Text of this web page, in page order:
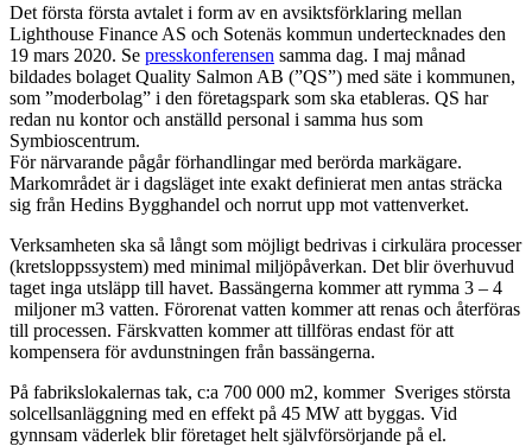
Det första första avtalet i form av en avsiktsförklaring mellan
Lighthouse Finance AS och Sotenäs kommun undertecknades den
19 mars 2020. Se presskonferensen samma dag. I maj månad
bildades bolaget Quality Salmon AB (”QS”) med säte i kommunen,
som ”moderbolag” i den företagspark som ska etableras. QS har
redan nu kontor och anställd personal i samma hus som
Symbioscentrum.
För närvarande pågår förhandlingar med berörda markägare.
Markområdet är i dagsläget inte exakt definierat men antas sträcka
sig från Hedins Bygghandel och norrut upp mot vattenverket.
Verksamheten ska så långt som möjligt bedrivas i cirkulära processer
(kretsloppssystem) med minimal miljöpåverkan. Det blir överhuvud
taget inga utsläpp till havet. Bassängerna kommer att rymma 3 – 4
miljoner m3 vatten. Förorenat vatten kommer att renas och återföras
till processen. Färskvatten kommer att tillföras endast för att
kompensera för avdunstningen från bassängerna.
På fabrikslokalernas tak, c:a 700 000 m2, kommer Sveriges största
solcellsanläggning med en effekt på 45 MW att byggas. Vid
gynnsam väderlek blir företaget helt självförsörjande på el.